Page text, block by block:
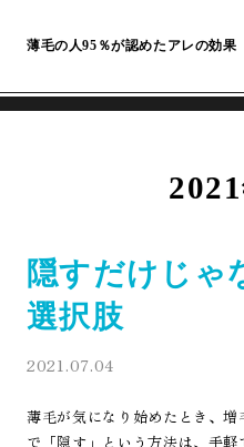
薄毛の人95％が認めたアレの効果
隠すだけじゃ
選択肢
2021.07.04
薄毛が気になり始めたとき、
で「隠す」という方法は、手